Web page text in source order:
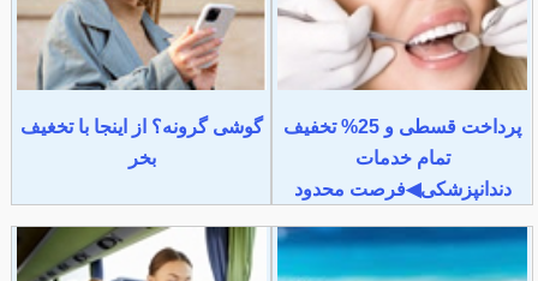
پرداخت قسطی و 25% تخفیف
تمام خدمات
دندانپزشکی◀فرصت محدود
گوشی گرونه؟ از اینجا با تخغیف
بخر